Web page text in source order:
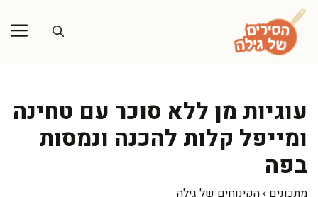
לדלג
לתוכן
עוגיות מן ללא סוכר עם טחינה
ומייפל קלות להכנה ונמסות
בפה
מתכונים › הקינוחים של גילה